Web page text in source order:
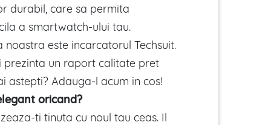
durabil, care sa permita
a smartwatch-ului tau.
noastra este incarcatorul Techsuit.
prezinta un raport calitate pret
astepti? Adauga-l acum in cos!
oricand?
ti tinuta cu noul tau ceas. Il